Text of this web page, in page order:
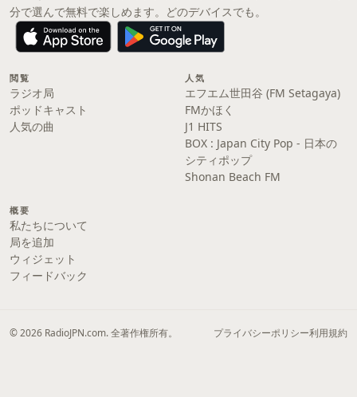
分で選んで無料で楽しめます。どのデバイスでも。
閲覧
ラジオ局
ポッドキャスト
人気の曲
人気
エフエム世田谷 (FM Setagaya)
FMかほく
J1 HITS
BOX : Japan City Pop - 日本の
シティポップ
Shonan Beach FM
概要
私たちについて
局を追加
ウィジェット
フィードバック
© 2026 RadioJPN.com. 全著作権所有。 プライバシーポリシー利用規約